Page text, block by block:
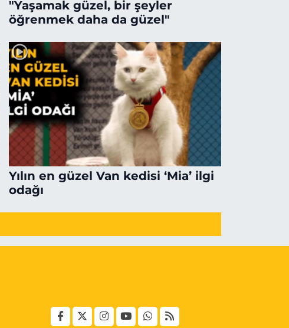
"Yaşamak güzel, bir şeyler
öğrenmek daha da güzel"
Yılın en güzel Van kedisi ‘Mia’ ilgi
odağı